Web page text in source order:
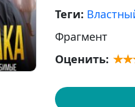
Теги:
Фрагмент
Оценить: